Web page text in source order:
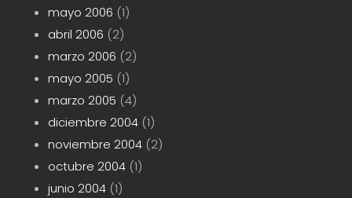
mayo 2006 (1)
abril 2006 (2)
marzo 2006 (2)
mayo 2005 (1)
marzo 2005 (4)
diciembre 2004(1)
noviembre 2004(2)
octubre 2004(1)
junio 2004(1)